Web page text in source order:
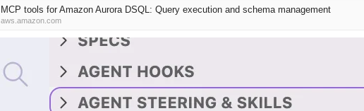
MCP tools for Amazon Aurora DSQL: Query execution and schema management
aws.amazon.com